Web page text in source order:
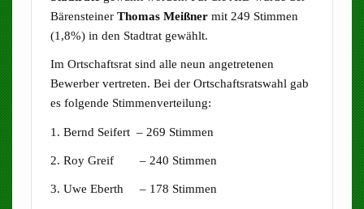
Bärensteiner Thomas Meißnermit 249 Stimmen
(1,8%) in den Stadtrat gewählt.
Im Ortschaftsrat sind alle neun angetretenen
Bewerber vertreten. Bei der Ortschaftsratswahl gab
es folgende Stimmenverteilung:
1. Bernd Seifert – 269 Stimmen
2. Roy Greif – 240 Stimmen
3. Uwe Eberth – 178 Stimmen